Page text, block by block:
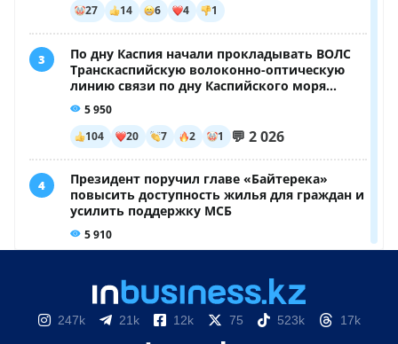
247k 21k 12k 75 523k 17k